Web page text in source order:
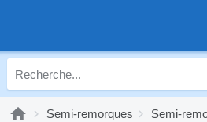
Semi-remorques Semi-